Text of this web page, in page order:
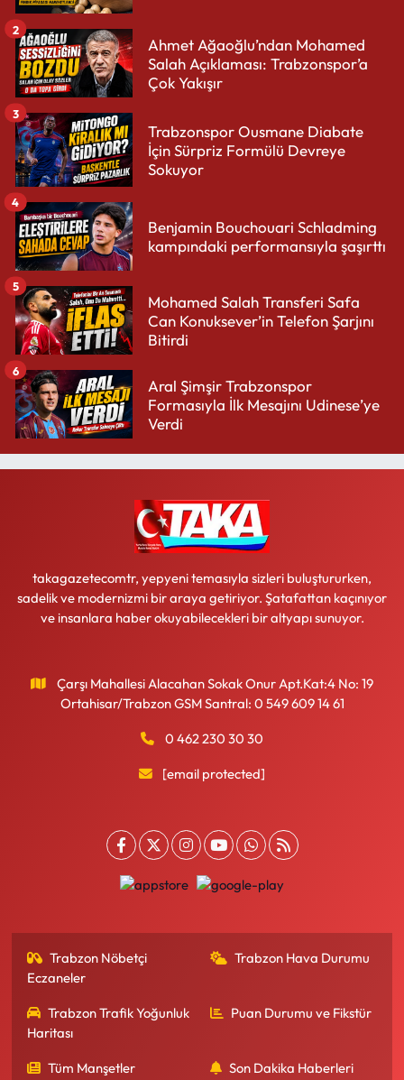
Ahmet Ağaoğlu’ndan Mohamed
Salah Açıklaması: Trabzonspor’a
Çok Yakışır
2
Trabzonspor Ousmane Diabate
İçin Sürpriz Formülü Devreye
Sokuyor
3
Benjamin Bouchouari Schladming
kampındaki performansıyla şaşırttı
4
Mohamed Salah Transferi Safa
Can Konuksever’in Telefon Şarjını
Bitirdi
5
Aral Şimşir Trabzonspor
Formasıyla İlk Mesajını Udinese’ye
Verdi
6
takagazetecomtr, yepyeni temasıyla sizleri buluştururken,
sadelik ve modernizmi bir araya getiriyor. Şatafattan kaçınıyor
ve insanlara haber okuyabilecekleri bir altyapı sunuyor.
Çarşı Mahallesi Alacahan Sokak Onur Apt.Kat:4 No: 19
Ortahisar/Trabzon GSM Santral: 0 549 609 14 61
0 462 230 30 30
[email protected]
Trabzon Nöbetçi
Eczaneler
Trabzon Hava Durumu
Trabzon Trafik Yoğunluk
Haritası
Puan Durumu ve Fikstür
Tüm Manşetler Son Dakika Haberleri